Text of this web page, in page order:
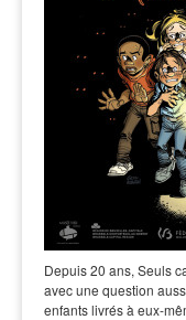
Depuis 20 ans, Seuls
avec une question
enfants livrés à eux-